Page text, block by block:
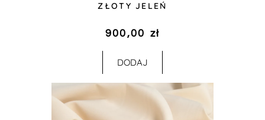
ZŁOTY JELEŃ
900,00 zł
DODAJ